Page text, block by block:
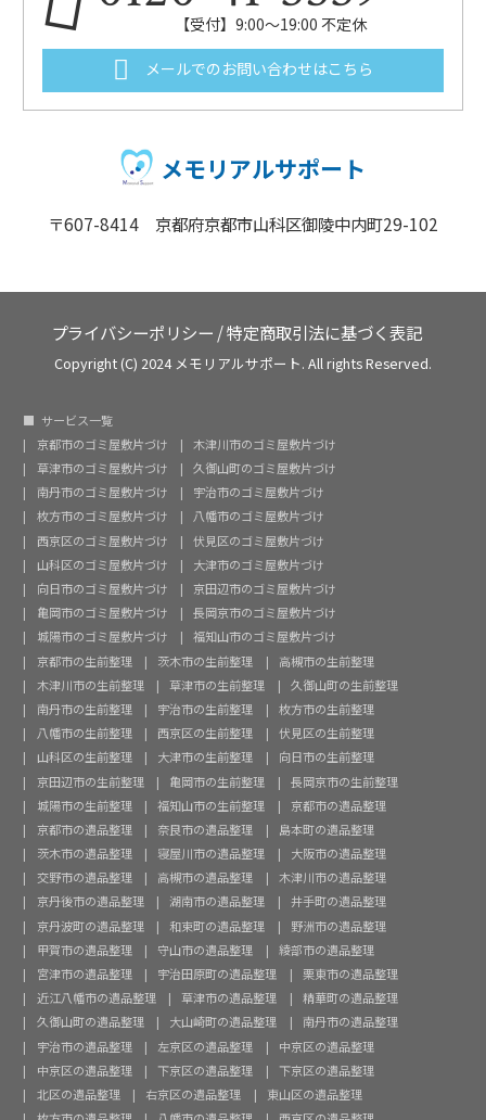
【受付】9:00～19:00 不定休
メールでのお問い合わせはこちら
メモリアルサポート
〒607-8414 京都府京都市山科区御陵中内町29-102
プライバシーポリシー /特定商取引法に基づく表記
Copyright (C) 2024 メモリアルサポート. All rights Reserved.
サービス一覧
京都市のゴミ屋敷片づけ
木津川市のゴミ屋敷片づけ
草津市のゴミ屋敷片づけ
久御山町のゴミ屋敷片づけ
南丹市のゴミ屋敷片づけ
宇治市のゴミ屋敷片づけ
枚方市のゴミ屋敷片づけ
八幡市のゴミ屋敷片づけ
西京区のゴミ屋敷片づけ
伏見区のゴミ屋敷片づけ
山科区のゴミ屋敷片づけ
大津市のゴミ屋敷片づけ
向日市のゴミ屋敷片づけ
京田辺市のゴミ屋敷片づけ
亀岡市のゴミ屋敷片づけ
長岡京市のゴミ屋敷片づけ
城陽市のゴミ屋敷片づけ
福知山市のゴミ屋敷片づけ
京都市の生前整理
茨木市の生前整理
高槻市の生前整理
木津川市の生前整理
草津市の生前整理
久御山町の生前整理
南丹市の生前整理
宇治市の生前整理
枚方市の生前整理
八幡市の生前整理
西京区の生前整理
伏見区の生前整理
山科区の生前整理
大津市の生前整理
向日市の生前整理
京田辺市の生前整理
亀岡市の生前整理
長岡京市の生前整理
城陽市の生前整理
福知山市の生前整理
京都市の遺品整理
京都市の遺品整理
奈良市の遺品整理
島本町の遺品整理
茨木市の遺品整理
寝屋川市の遺品整理
大阪市の遺品整理
交野市の遺品整理
高槻市の遺品整理
木津川市の遺品整理
京丹後市の遺品整理
湖南市の遺品整理
井手町の遺品整理
京丹波町の遺品整理
和束町の遺品整理
野洲市の遺品整理
甲賀市の遺品整理
守山市の遺品整理
綾部市の遺品整理
宮津市の遺品整理
宇治田原町の遺品整理
栗東市の遺品整理
近江八幡市の遺品整理
草津市の遺品整理
精華町の遺品整理
久御山町の遺品整理
大山崎町の遺品整理
南丹市の遺品整理
宇治市の遺品整理
左京区の遺品整理
中京区の遺品整理
中京区の遺品整理
下京区の遺品整理
下京区の遺品整理
北区の遺品整理
右京区の遺品整理
東山区の遺品整理